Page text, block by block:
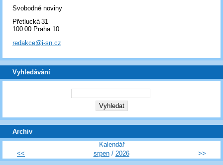
Svobodné noviny
Přetlucká 31
100 00 Praha 10
redakce@i-sn.cz
Vyhledávání
Archiv
Kalendář
<<
srpen/ 2026 >>